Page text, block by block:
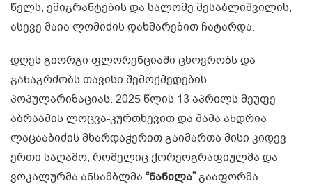
წელს, ემიგრანტების და სალომე მესაბლიშვილის,
ასევე მაია ლომიძის დახმარებით ჩატარდა.
დღეს გიორგი ფლორენციაში ცხოვრობს და
განაგრძობს თავისი შემოქმედების
პოპულარიზაციას. 2025 წლის 13 აპრილს მეუფე
აბრაამის ლოცვა-კურთხევით და მამა ანდრია
ლაცააბიძის მხარდაჭერით გაიმართა მისი კიდევ
ერთი საღამო, რომელიც ქორეოგრაფიულმა და
ვოკალურმა ანსამბლმა “ნანილა”გააფორმა.